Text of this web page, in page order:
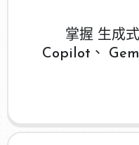
掌握 生成
Copilot、